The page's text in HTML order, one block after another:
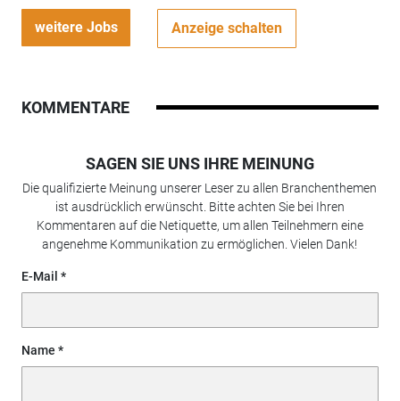
weitere Jobs Anzeige schalten
KOMMENTARE
SAGEN SIE UNS IHRE MEINUNG
Die qualifizierte Meinung unserer Leser zu allen Branchenthemen
ist ausdrücklich erwünscht. Bitte achten Sie bei Ihren
Kommentaren auf die Netiquette, um allen Teilnehmern eine
angenehme Kommunikation zu ermöglichen. Vielen Dank!
E-Mail
Name